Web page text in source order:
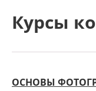
Курсы
ОСНОВЫ